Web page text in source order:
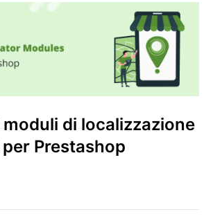
di localizzazione
Prestashop